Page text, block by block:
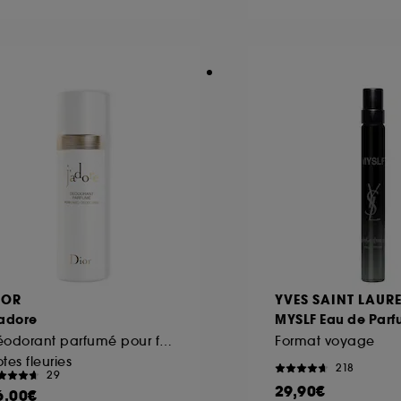
fleuries
29
YVES SAINT
MYSLF Eau de
Format voyage
218
29,90€
et la lecture de ces traceurs requiert votre accord.
mes choix" ci-dessous ou décider de "tout
Cookies, pour les finalités acceptées, avec les
refuser tous les cookies, cliques sur "continuer sans
obtenir plus d'information sur les cookies utilisés,